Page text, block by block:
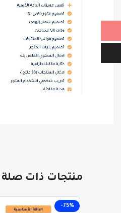
منتجات ذات صلة
-75%